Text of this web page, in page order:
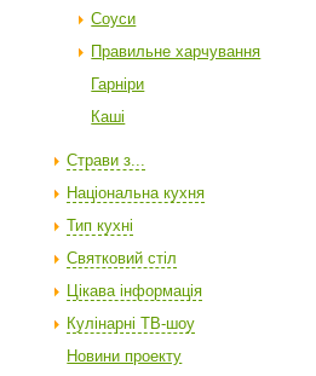
Соуси
Правильне харчування
Гарніри
Каші
Страви з...
Національна кухня
Тип кухні
Святковий стіл
Цікава інформація
Кулінарні ТВ-шоу
Новини проекту